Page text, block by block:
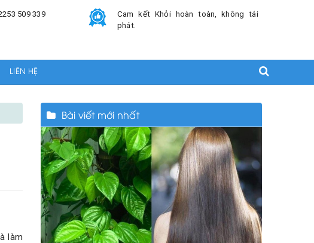
509 339
Cam kết Khỏi hoàn toàn, không tái
phát.
LIÊN HỆ
làm
Bài viết mới nhất